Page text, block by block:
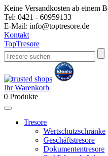
Keine Versandkosten ab einem
Tel: 0421 - 60959133
E-Mail: info@toptresore.de
Kontakt
TopTresore
Ihr Warenkorb
0 Produkte
Tresore
Wertschutzschränke
Geschäftstresore
Dokumententresore